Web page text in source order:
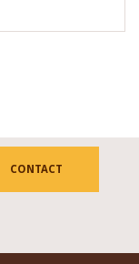
CONTACT